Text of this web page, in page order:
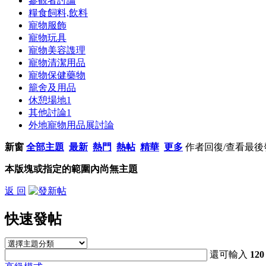
糧食飼料,飲料
寵物服飾
寵物玩具
寵物美容謢理
寵物清潔用品
寵物保健藥物
籠舍及用品
休憩場地1
其他討論1
外地寵物用品展討論
新窗 全部主題 最新 熱門 熱帖 精華 更多 作者回復/查看最後
本版塊或指定的範圍內尚無主題
返 回
快速發帖
還可輸入 120